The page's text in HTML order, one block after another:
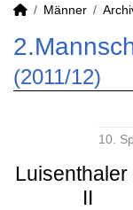
Männer
(2011/12)
10.
Luisenthaler
II